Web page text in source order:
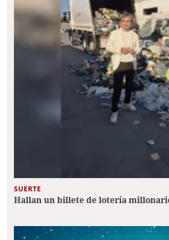
SUERTE
Hallan un billete de lotería